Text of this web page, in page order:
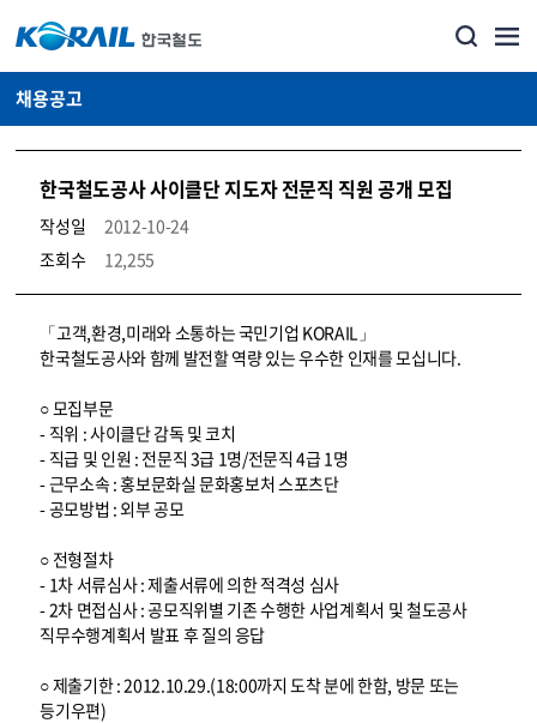
채용공고
한국철도공사 사이클단 지도자 전문직 직원 공개 모집
작성일
2012-10-24
조회수
12,255
코레일소개_경영공시_채용공고 상세보기 – 내용, 파일, 담당자 연락처로 구성
「고객,환경,미래와 소통하는 국민기업 KORAIL」
한국철도공사와 함께 발전할 역량 있는 우수한 인재를 모십니다.
○ 모집부문
- 직위 : 사이클단 감독 및 코치
- 직급 및 인원 : 전문직 3급 1명/전문직 4급 1명
- 근무소속 : 홍보문화실 문화홍보처 스포츠단
- 공모방법 : 외부 공모
○ 전형절차
- 1차 서류심사 : 제출서류에 의한 적격성 심사
- 2차 면접심사 : 공모직위별 기존 수행한 사업계획서 및 철도공사
직무수행계획서 발표 후 질의 응답
○ 제출기한 : 2012.10.29.(18:00까지 도착 분에 한함, 방문 또는
등기우편)